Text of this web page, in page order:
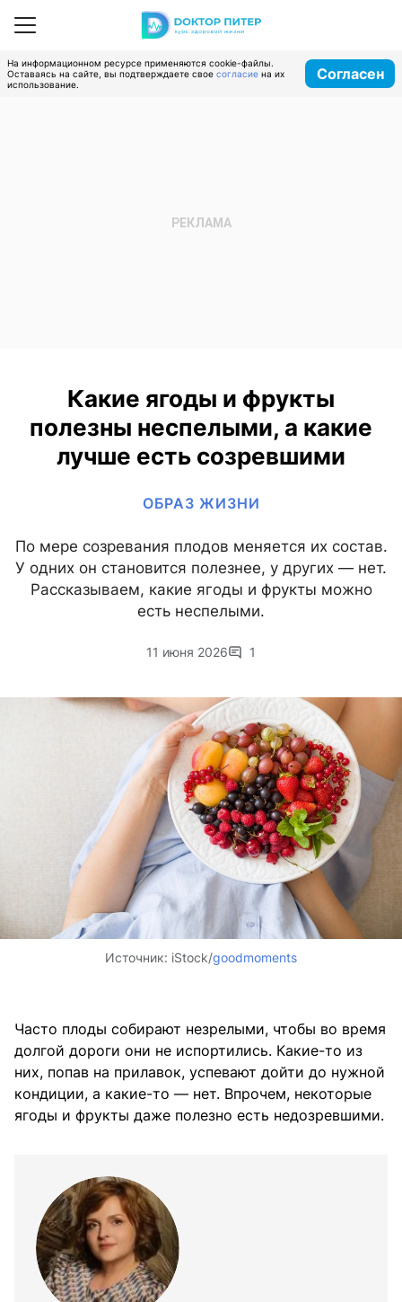
На информационном ресурсе применяются cookie-файлы.
Оставаясь на сайте, вы подтверждаете свое согласие на их
использование.
Согласен
Какие ягоды и фрукты
полезны неспелыми, а какие
лучше есть созревшими
ОБРАЗ ЖИЗНИ
По мере созревания плодов меняется их состав.
У одних он становится полезнее, у других — нет.
Рассказываем, какие ягоды и фрукты можно
есть неспелыми.
11 июня 2026 1
Источник: iStock/goodmoments
Часто плоды собирают незрелыми, чтобы во время
долгой дороги они не испортились. Какие-то из
них, попав на прилавок, успевают дойти до нужной
кондиции, а какие-то — нет. Впрочем, некоторые
ягоды и фрукты даже полезно есть недозревшими.